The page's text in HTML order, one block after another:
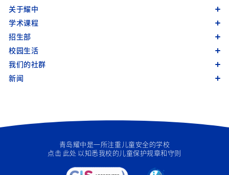
关于耀中
学术课程
招生部
校园生活
我们的社群
新闻
青岛耀中是一所注重儿童安全的学校
点击 此处 以知悉我校的儿童保护规章和守则